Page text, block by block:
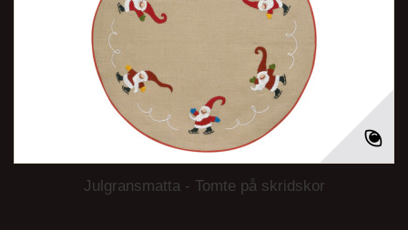
Julgransmatta - Tomte på skridskor